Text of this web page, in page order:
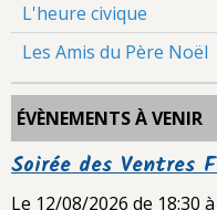
L'heure civique
Les Amis du Père Noël
ÉVÈNEMENTS À VENIR
Soirée des Ventres
Le 12/08/2026 de 18:30